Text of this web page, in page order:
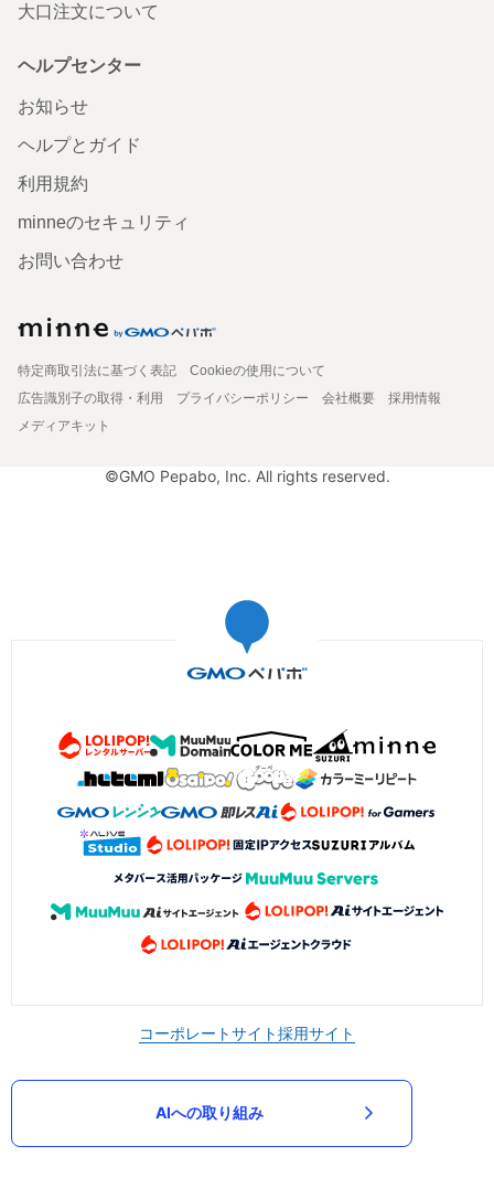
大口注文について
ヘルプセンター
お知らせ
ヘルプとガイド
利用規約
minneのセキュリティ
お問い合わせ
特定商取引法に基づく表記
Cookieの使用について
広告識別子の取得・利用
プライバシーポリシー 会社概要
採用情報
メディアキット
©GMO Pepabo, Inc. All rights reserved.
コーポレートサイト採用サイト
AIへの取り組み